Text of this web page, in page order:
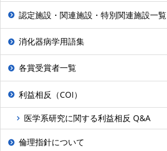
認定施設・関連施設・特別関連施設一覧
消化器病学用語集
各賞受賞者一覧
利益相反（COI）
医学系研究に関する利益相反 Q&A
倫理指針について